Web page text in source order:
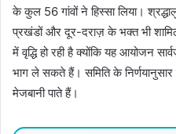
के कुल 56 गांवों ने हिस्सा लिया।
प्रखंडों और दूर-दराज़ के भक्त भी
में वृद्धि हो रही है क्योंकि यह आयोजन
भाग ले सकते हैं। समिति के
मेजबानी पाते हैं।